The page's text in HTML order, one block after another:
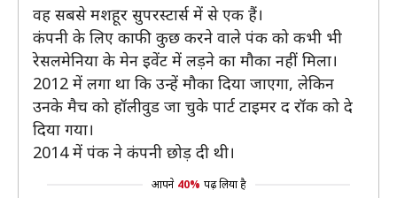
वह सबसे मशहूर सुपरस्टार्स में से एक हैं।
कंपनी के लिए काफी कुछ करने वाले पंक को कभी भी
रेसलमेनिया के मेन इवेंट में लड़ने का मौका नहीं मिला।
2012 में लगा था कि उन्हें मौका दिया जाएगा, लेकिन
उनके मैच को हॉलीवुड जा चुके पार्ट टाइमर द रॉक को दे
दिया गया।
2014 में पंक ने कंपनी छोड़ दी थी।
आपने 40% पढ़ लिया है